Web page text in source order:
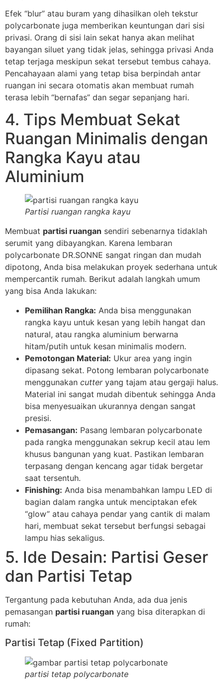
Efek “blur” atau buram yang dihasilkan oleh tekstur
polycarbonate juga memberikan keuntungan dari sisi
privasi. Orang di sisi lain sekat hanya akan melihat
bayangan siluet yang tidak jelas, sehingga privasi Anda
tetap terjaga meskipun sekat tersebut tembus cahaya.
Pencahayaan alami yang tetap bisa berpindah antar
ruangan ini secara otomatis akan membuat rumah
terasa lebih “bernafas” dan segar sepanjang hari.
4. Tips Membuat Sekat
Ruangan Minimalis dengan
Rangka Kayu atau
Aluminium
Partisi ruangan rangka kayu
Membuat partisi ruangan sendiri sebenarnya tidaklah
serumit yang dibayangkan. Karena lembaran
polycarbonate DR.SONNE sangat ringan dan mudah
dipotong, Anda bisa melakukan proyek sederhana untuk
mempercantik rumah. Berikut adalah langkah umum
yang bisa Anda lakukan:
Pemilihan Rangka: Anda bisa menggunakan
rangka kayu untuk kesan yang lebih hangat dan
natural, atau rangka aluminium berwarna
hitam/putih untuk kesan minimalis modern.
Pemotongan Material: Ukur area yang ingin
dipasang sekat. Potong lembaran polycarbonate
menggunakan cutteryang tajam atau gergaji halus.
Material ini sangat mudah dibentuk sehingga Anda
bisa menyesuaikan ukurannya dengan sangat
presisi.
Pemasangan: Pasang lembaran polycarbonate
pada rangka menggunakan sekrup kecil atau lem
khusus bangunan yang kuat. Pastikan lembaran
terpasang dengan kencang agar tidak bergetar
saat tersentuh.
Finishing: Anda bisa menambahkan lampu LED di
bagian dalam rangka untuk menciptakan efek
“glow” atau cahaya pendar yang cantik di malam
hari, membuat sekat tersebut berfungsi sebagai
lampu hias sekaligus.
5. Ide Desain: Partisi Geser
dan Partisi Tetap
Tergantung pada kebutuhan Anda, ada dua jenis
pemasangan partisi ruangan yang bisa diterapkan di
rumah:
Partisi Tetap (Fixed Partition)
partisi tetap polycarbonate